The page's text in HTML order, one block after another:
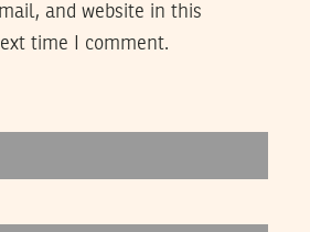
and website in this
time I comment.